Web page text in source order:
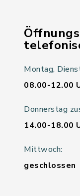
Montag,
08.00-12.00
Donnerstag
14.00-18.00
Mittwoch:
geschlossen